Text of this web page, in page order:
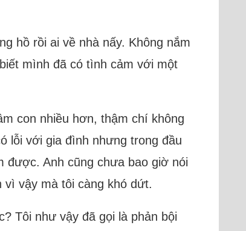
hồ rồi ai về nhà nấy. Không nắm
mình đã có tình cảm với một
con nhiều hơn, thậm chí không
lỗi với gia đình nhưng trong đầu
được. Anh cũng chưa bao giờ nói
vậy mà tôi càng khó dứt.
Tôi như vậy đã gọi là phản bội